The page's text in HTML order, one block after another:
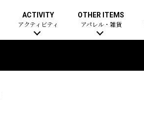
ACTIVITY
アクティビティ
OTHER ITEMS
アパレル・雑貨